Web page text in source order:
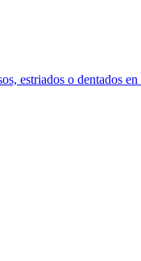
o dentados